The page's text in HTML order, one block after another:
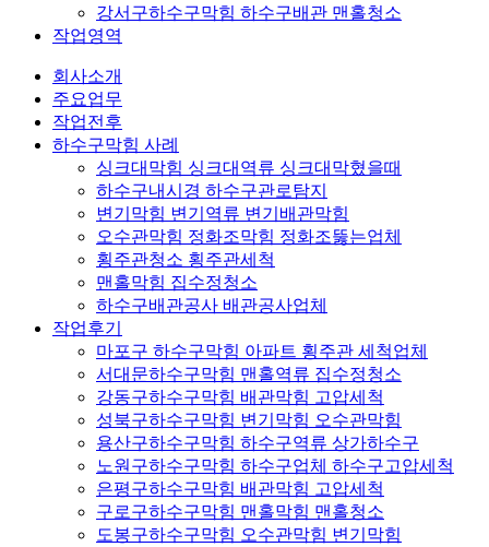
강서구하수구막힘 하수구배관 맨홀청소
작업영역
회사소개
주요업무
작업전후
하수구막힘 사례
싱크대막힘 싱크대역류 싱크대막혔을때
하수구내시경 하수구관로탐지
변기막힘 변기역류 변기배관막힘
오수관막힘 정화조막힘 정화조뚫는업체
횡주관청소 횡주관세척
맨홀막힘 집수정청소
하수구배관공사 배관공사업체
작업후기
마포구 하수구막힘 아파트 횡주관 세척업체
서대문하수구막힘 맨홀역류 집수정청소
강동구하수구막힘 배관막힘 고압세척
성북구하수구막힘 변기막힘 오수관막힘
용산구하수구막힘 하수구역류 상가하수구
노원구하수구막힘 하수구업체 하수구고압세척
은평구하수구막힘 배관막힘 고압세척
구로구하수구막힘 맨홀막힘 맨홀청소
도봉구하수구막힘 오수관막힘 변기막힘